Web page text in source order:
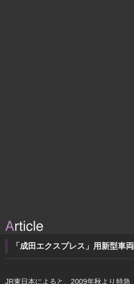
「成田エクスプレス」用新型車
JR東日本によると、2009年秋より特急